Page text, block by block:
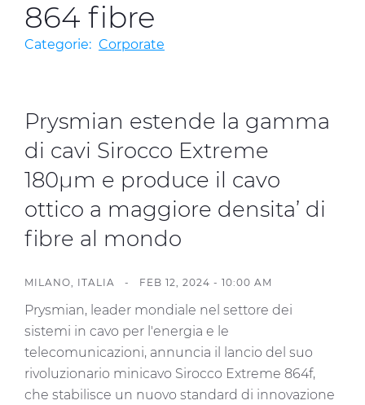
Investitori
Etica e Integrità
Media
CABLE APP
864 fibre
Categorie: Corporate
Prysmian estende la gamma
di cavi Sirocco Extreme
180µm e produce il cavo
ottico a maggiore densita’ di
fibre al mondo
MILANO, ITALIA - FEB 12, 2024 - 10:00 AM
Prysmian, leader mondiale nel settore dei
sistemi in cavo per l'energia e le
telecomunicazioni, annuncia il lancio del suo
rivoluzionario minicavo Sirocco Extreme 864f,
che stabilisce un nuovo standard di innovazione